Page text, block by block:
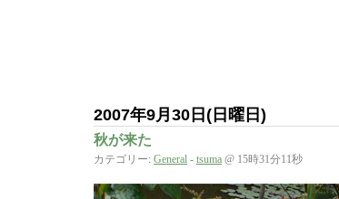
2007年9月30日(日曜日)
秋が来た
カテゴリー: General - tsuma @ 15時31分11秒